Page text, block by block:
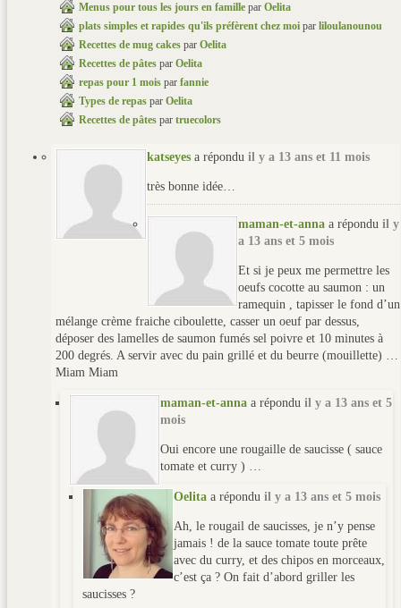
Menus pour tous les jours en famille par Oelita
plats simples et rapides qu'ils préfèrent chez moi par liloulanounou
Recettes de mug cakes par Oelita
Recettes de pâtes par Oelita
repas pour 1 mois par fannie
Types de repas par Oelita
Recettes de pâtes par truecolors
katseyes a répondu il y a 13 ans et 11 mois
très bonne idée…
maman-et-anna a répondu il y
a 13 ans et 5 mois
Et si je peux me permettre les
oeufs cocotte au saumon : un
ramequin , tapisser le fond d’un
mélange crème fraiche ciboulette, casser un oeuf par dessus,
déposer des lamelles de saumon fumés sel poivre et 10 minutes à
200 degrés. A servir avec du pain grillé et du beurre (mouillette) …
Miam Miam
maman-et-anna a répondu il y a 13 ans et 5
mois
Oui encore une rougaille de saucisse ( sauce
tomate et curry ) …
Oelita a répondu il y a 13 ans et 5 mois
Ah, le rougail de saucisses, je n’y pense
jamais ! de la sauce tomate toute prête
avec du curry, et des chipos en morceaux,
c’est ça ? On fait d’abord griller les
saucisses ?